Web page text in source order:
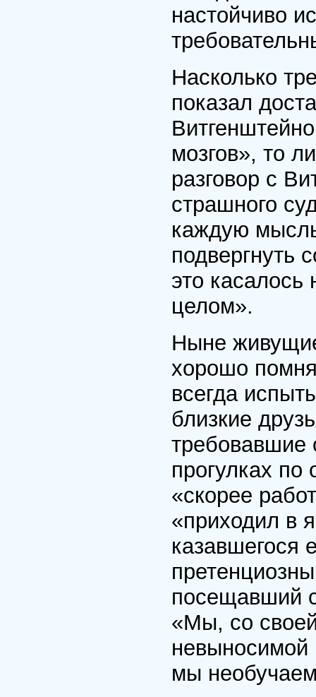
настойчиво
Насколько
показал
мозгов», то
разговор с
страшного
каждую
подвергнуть
это
целом».
Ныне
хорошо
всегда
близкие
требовавшие
прогулках
«скорее
«приходил в
казавшегося
посещавший
«Мы, со
невыносимой
мы